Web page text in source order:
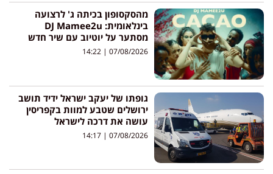
מהסקסופון בכיתה ג' לרצועה
בינלאומית: DJ Mamee2u
מסתער על יוטיוב עם שיר חדש
07/08/2026
גופתו של יעקב ישראל ידיד תושב
ירושלים שטבע למוות בקפריסין
עושה את דרכה לישראל
07/08/2026